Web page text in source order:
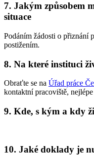
7. Jakým způsobem
situace
Podáním žádosti o přiznání
postižením.
8. Na které instituci
Obraťte se na Úřad práce
kontaktní pracoviště,
9. Kde, s kým a kdy
10. Jaké doklady je